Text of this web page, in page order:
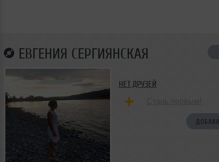
ЕВГЕНИЯ СЕРГИЯНСКАЯ
НЕТ ДРУЗЕЙ